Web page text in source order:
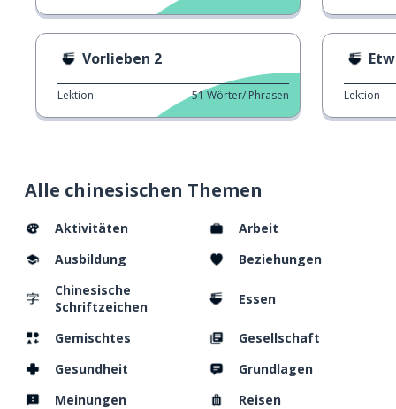
Alle chinesischen Themen
Aktivitäten
Arbeit
Ausbildung
Beziehungen
Chinesische
Schriftzeichen
Essen
Gemischtes
Gesellschaft
Gesundheit
Grundlagen
Meinungen
Reisen
Vorlieben 2
Lektion 51Wörter/ Phrasen Lektion